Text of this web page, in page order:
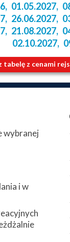
, 01.05.2027,
, 26.06.2027,
, 21.08.2027,
02.10.2027,
tabelę z cenami
wybranej
i w